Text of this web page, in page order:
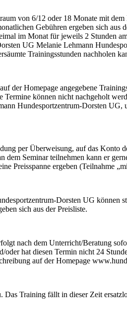
von 6/12 oder 18 Monate mit
Gebühren ergeben sich
im Monat für jeweils 2 Stunden
UG Melanie Lehmann
Trainingsstunden nachholen
der Homepage angegebene
Termine können nicht nachgeholt
Hundesportzentrum-Dorsten
per Überweisung, auf das Konto
dem Seminar teilnehmen kann er
Preisspanne ergeben (Teilnahme
Dorsten UG können
sich aus der Preisliste.
nach dem Unterricht/Beratung
oder hat diesen Termin nicht 24
auf der Homepage
Das Training fällt in dieser Zeit